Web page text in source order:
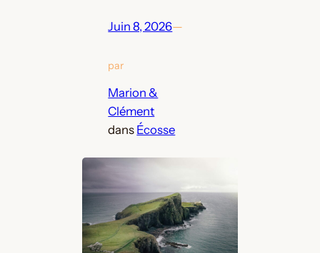
Juin 8, 2026—
par
Marion &
Clément
dans Écosse